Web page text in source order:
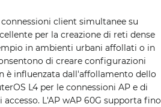
client simultanee su
per la creazione di reti dense
in ambienti urbani affollati o in
di creare configurazioni
è influenzata dall'affollamento dello
L4 per le connessioni AP e di
L'AP wAP 60G supporta fino